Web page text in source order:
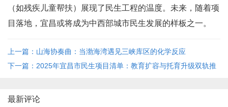
（如残疾儿童帮扶）展现了民生工程的温度。未来，随着项
目落地，宜昌或将成为中西部城市民生发展的样板之一。
上一篇：山海协奏曲：当渤海湾遇见三峡库区的化学反应
下一篇：2025年宜昌市民生项目清单：教育扩容与托育升级双轨推
最新评论